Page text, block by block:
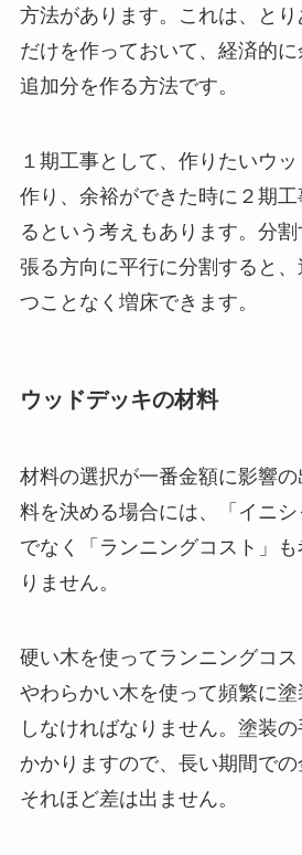
方法があります。これは、と
だけを作っておいて、経済的
追加分を作る方法です。
１期工事として、作りたいウ
作り、余裕ができた時に２期
るという考えもあります。分
張る方向に平行に分割すると
つことなく増床できます。
ウッドデッキの材料
材料の選択が一番金額に影響
料を決める場合には、「イニ
でなく「ランニングコスト」
りません。
硬い木を使ってランニングコス
やわらかい木を使って頻繁に
しなければなりません。塗装
かかりますので、長い期間での
それほど差は出ません。